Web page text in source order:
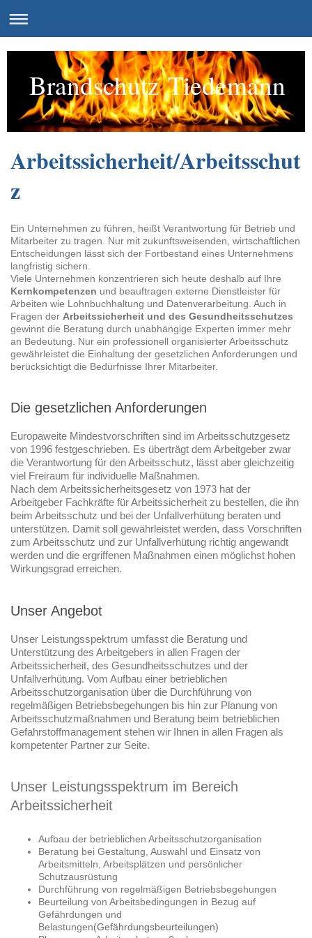
Brandschutz Tiedemann
Arbeitssicherheit/Arbeitsschut
z
Ein Unternehmen zu führen, heißt Verantwortung für Betrieb und
Mitarbeiter zu tragen. Nur mit zukunftsweisenden, wirtschaftlichen
Entscheidungen lässt sich der Fortbestand eines Unternehmens
langfristig sichern.
Viele Unternehmen konzentrieren sich heute deshalb auf Ihre
Kernkompetenzen und beauftragen externe Dienstleister für
Arbeiten wie Lohnbuchhaltung und Datenverarbeitung. Auch in
Fragen der Arbeitssicherheit und des Gesundheitsschutzes
gewinnt die Beratung durch unabhängige Experten immer mehr
an Bedeutung. Nur ein professionell organisierter Arbeitsschutz
gewährleistet die Einhaltung der gesetzlichen Anforderungen und
berücksichtigt die Bedürfnisse Ihrer Mitarbeiter.
Die gesetzlichen Anforderungen
Europaweite Mindestvorschriften sind im Arbeitsschutzgesetz
von 1996 festgeschrieben. Es überträgt dem Arbeitgeber zwar
die Verantwortung für den Arbeitsschutz, lässt aber gleichzeitig
viel Freiraum für individuelle Maßnahmen.
Nach dem Arbeitssicherheitsgesetz von 1973 hat der
Arbeitgeber Fachkräfte für Arbeitssicherheit zu bestellen, die ihn
beim Arbeitsschutz und bei der Unfallverhütung beraten und
unterstützen. Damit soll gewährleistet werden, dass Vorschriften
zum Arbeitsschutz und zur Unfallverhütung richtig angewandt
werden und die ergriffenen Maßnahmen einen möglichst hohen
Wirkungsgrad erreichen.
Unser Angebot
Unser Leistungsspektrum umfasst die Beratung und
Unterstützung des Arbeitgebers in allen Fragen der
Arbeitssicherheit, des Gesundheitsschutzes und der
Unfallverhütung. Vom Aufbau einer betrieblichen
Arbeitsschutzorganisation über die Durchführung von
regelmäßigen Betriebsbegehungen bis hin zur Planung von
Arbeitsschutzmaßnahmen und Beratung beim betrieblichen
Gefahrstoffmanagement stehen wir Ihnen in allen Fragen als
kompetenter Partner zur Seite.
Unser Leistungsspektrum im Bereich
Arbeitssicherheit
Aufbau der betrieblichen Arbeitsschutzorganisation
Beratung bei Gestaltung, Auswahl und Einsatz von
Arbeitsmitteln, Arbeitsplätzen und persönlicher
Schutzausrüstung
Durchführung von regelmäßigen Betriebsbegehungen
Beurteilung von Arbeitsbedingungen in Bezug auf
Gefährdungen und
Belastungen(Gefährdungsbeurteilungen)